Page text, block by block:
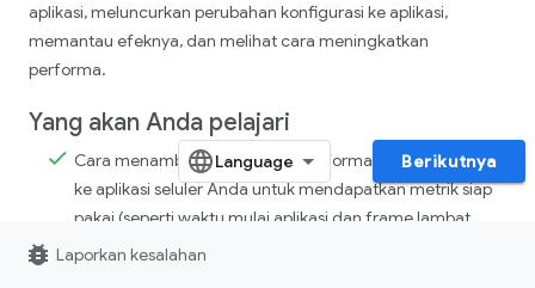
aplikasi, meluncurkan perubahan konfigurasi ke aplikasi,
memantau efeknya, dan melihat cara meningkatkan
performa.
Yang akan Anda pelajari
Cara menambahkan Firebase Performance Monitoring
ke aplikasi seluler Anda untuk mendapatkan metrik siap
pakai (seperti waktu mulai aplikasi dan frame lambat
atau frozen)
Berikutnya
bug_report Laporkan kesalahan